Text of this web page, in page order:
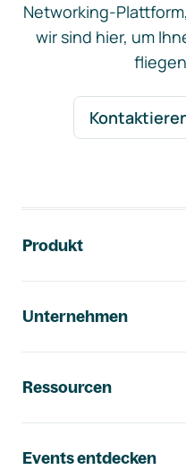
Networking-
wir sind hier, um
Produkt
Unternehmen
Ressourcen
Events entdecken